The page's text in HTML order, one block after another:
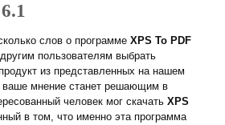
слов о программе XPS To PDF
пользователям выбрать
из представленных на нашем
мнение станет решающим в
человек мог скачать XPS
в том, что именно эта программа